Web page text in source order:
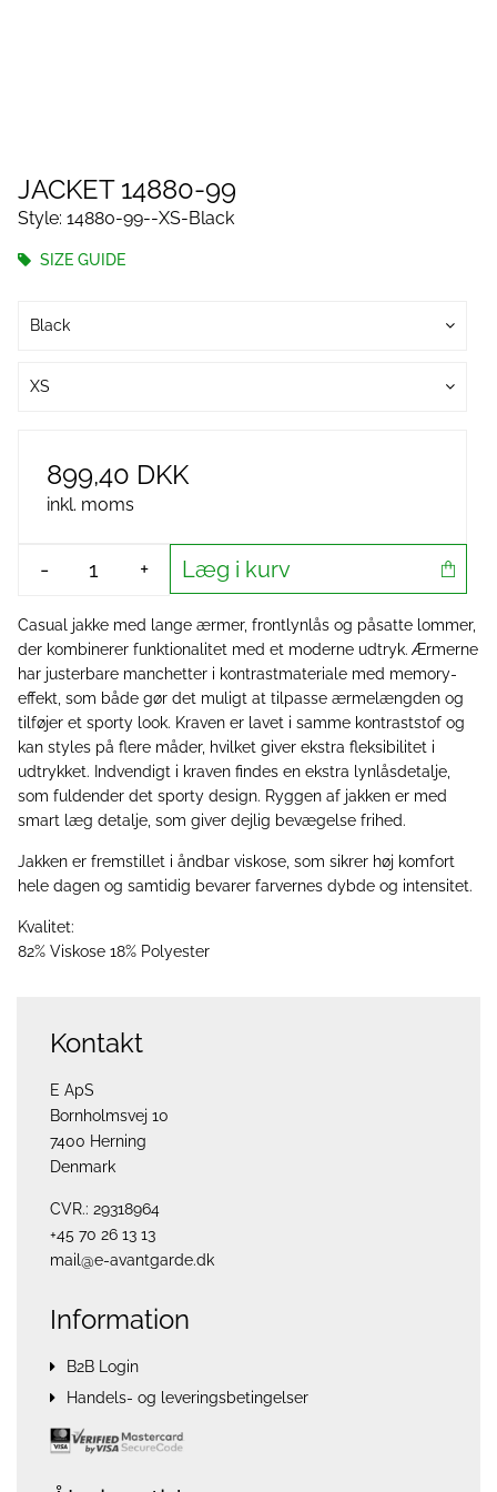
JACKET 14880-99
Style: 14880-99--XS-Black
SIZE GUIDE
Black
XS
899,40 DKK
inkl. moms
- + Læg i kurv
Casual jakke med lange ærmer, frontlynlås og påsatte lommer,
der kombinerer funktionalitet med et moderne udtryk. Ærmerne
har justerbare manchetter i kontrastmateriale med memory-
effekt, som både gør det muligt at tilpasse ærmelængden og
tilføjer et sporty look. Kraven er lavet i samme kontraststof og
kan styles på flere måder, hvilket giver ekstra fleksibilitet i
udtrykket. Indvendigt i kraven findes en ekstra lynlåsdetalje,
som fuldender det sporty design. Ryggen af jakken er med
smart læg detalje, som giver dejlig bevægelse frihed.
Jakken er fremstillet i åndbar viskose, som sikrer høj komfort
hele dagen og samtidig bevarer farvernes dybde og intensitet.
Kvalitet:
82% Viskose 18% Polyester
Kontakt
E ApS
Bornholmsvej 10
7400 Herning
Denmark
CVR.: 29318964
+45 70 26 13 13
mail@e-avantgarde.dk
Information
B2B Login
Handels- og leveringsbetingelser